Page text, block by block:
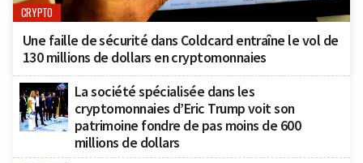
CRYPTO
Une faille de sécurité dans Coldcard entraîne le vol de
130 millions de dollars en cryptomonnaies
La société spécialisée dans les
cryptomonnaies d’Eric Trump voit son
patrimoine fondre de pas moins de 600
millions de dollars